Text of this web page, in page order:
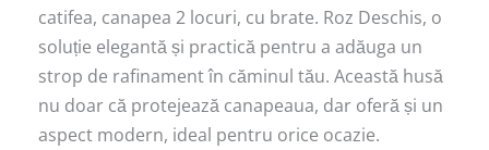
catifea, canapea 2 locuri, cu brate. Roz Deschis, o
soluție elegantă și practică pentru a adăuga un
strop de rafinament în căminul tău. Această husă
nu doar că protejează canapeaua, dar oferă și un
aspect modern, ideal pentru orice ocazie.